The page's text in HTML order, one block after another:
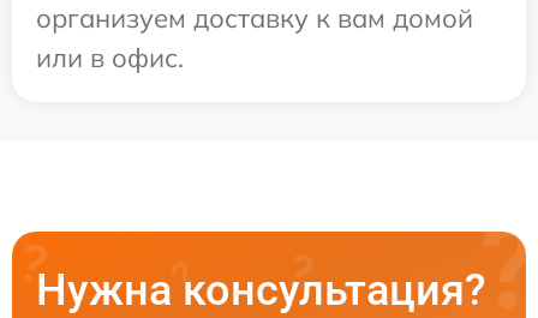
организуем доставку к вам домой
или в офис.
Нужна консультация?